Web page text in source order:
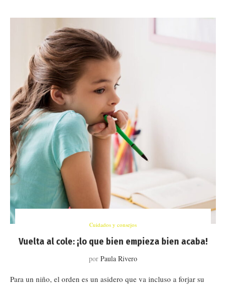
Cuidados y consejos
Vuelta al cole: ¡lo que bien empieza bien acaba!
por Paula Rivero
Para un niño, el orden es un asidero que va incluso a forjar su